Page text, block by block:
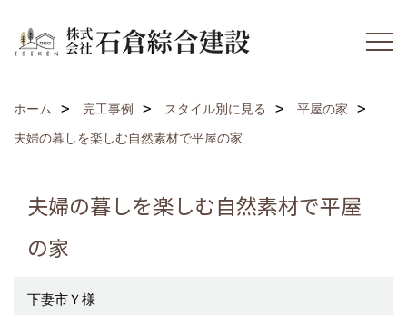
ホーム 完工事例 スタイル別に見る
平屋の家
夫婦の暮しを楽しむ自然素材で平屋の家
夫婦の暮しを楽しむ自然素材で平屋
の家
下妻市Ｙ様